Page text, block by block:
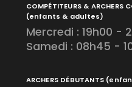
COMPÉTITEURS & ARCHERS
(enfants & adultes)
Mercredi : 19h00 -
Samedi : 08h45 -
ARCHERS DÉBUTANTS